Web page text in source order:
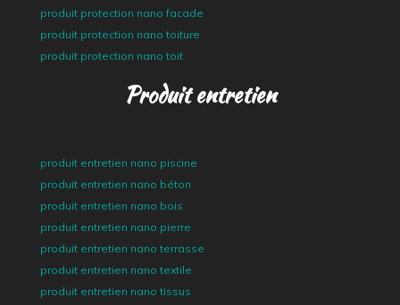
produit protection nano facade
produit protection nano toiture
produit protection nano toit
Produit entretien
produit entretien nano piscine
produit entretien nano béton
produit entretien nano bois
produit entretien nano pierre
produit entretien nano terrasse
produit entretien nano textile
produit entretien nano tissus